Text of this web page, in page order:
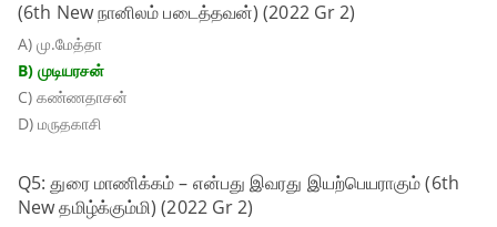
(6th New நானிலம் படைத்தவன்) (2022 Gr 2)
A) மு.மேத்தா
B) முடியரசன்
C) கண்ணதாசன்
D) மருதகாசி
Q5: துரை மாணிக்கம் – என்பது இவரது இயற்பெயராகும் (6th
New தமிழ்க்கும்மி) (2022 Gr 2)